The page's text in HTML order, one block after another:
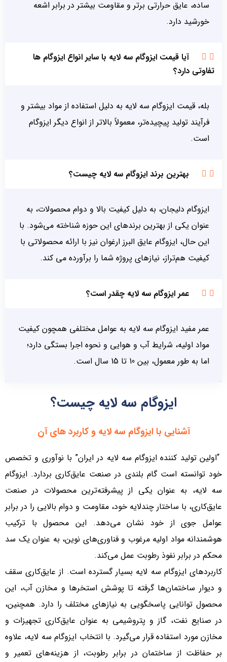
ساده، عایق حرارتی برتر و مقاومت بیشتر در برابر اشعه
خورشید دارد.
آیا قیمت ایزوگام سه لایه با سایر انواع ایزوگام ها
تفاوتی دارد؟
بله، قیمت ایزوگام سه لایه به دلیل استفاده از مواد بیشتر و
فرآیند تولید پیچیده‌تر، معمولاً بالاتر از انواع دیگر ایزوگام
است.
بهترین برند ایزوگام سه لایه چیست؟
ایزوگام دلیجان، به دلیل کیفیت بالا و دوام محصولات، به
عنوان یکی از بهترین برندهای این حوزه شناخته می‌شود. با
این حال، ایزوگام عایق البرز ارغوان نیز با ارائه محصولاتی با
کیفیت هم‌تراز، نیازهای پروژه شما را برآورده می کند.
عمر ایزوگام سه لایه چقدر است؟
عمر مفید ایزوگام سه لایه به عوامل مختلفی همچون کیفیت
مواد اولیه، شرایط آب و هوایی و نحوه اجرا بستگی دارد؛
اما به طور معمول، بین 10 تا 15 سال است.
ایزوگام سه لایه چیست؟
آشنایی با ایزوگام سه لایه و کاربرد های آن
“اولین تولید کننده ایزوگام سه لایه در ایران” با نوآوری و تخصص
خود توانسته است گام بلندی در صنعت عایق‌کاری بردارد. ایزوگام
سه لایه، به عنوان یکی از پیشرفته‌ترین محصولات در صنعت
عایق‌کاری، با ساختار چندلایه خود، مقاومت و دوام بالایی را در برابر
عوامل جوی از خود نشان می‌دهد. این محصول با ترکیب
هوشمندانه مواد اولیه مرغوب و فناوری‌های نوین، به عنوان یک سد
محکم در برابر نفوذ رطوبت عمل می‌کند.
کاربردهای ایزوگام سه لایه بسیار گسترده است. از عایق‌کاری سقف
و دیوار ساختمان‌ها گرفته تا پوشش استخرها و مخازن آب، این
محصول توانایی پاسخگویی به نیازهای مختلف را دارد. همچنین،
در صنایع نفت، گاز و پتروشیمی به عنوان عایق‌کاری تجهیزات و
مخازن مورد استفاده قرار می‌گیرد. با انتخاب ایزوگام سه لایه، علاوه
بر حفاظت از ساختمان در برابر رطوبت، از هزینه‌های تعمیر و